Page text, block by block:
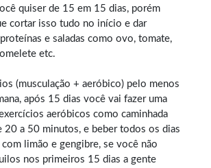
quiser de 15 em 15 dias, porém
cortar isso tudo no início e dar
e saladas como ovo, tomate,
etc.
(musculação + aeróbico) pelo menos
após 15 dias você vai fazer uma
aeróbicos como caminhada
20 a 50 minutos, e beber todos os dias
limão e gengibre, se você não
nos primeiros 15 dias a gente